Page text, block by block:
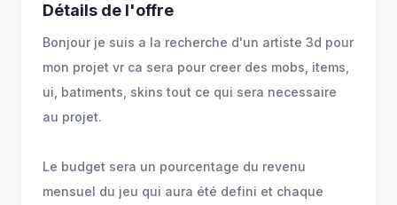
Détails de l'offre
Bonjour je suis a la recherche d'un artiste 3d pour
mon projet vr ca sera pour creer des mobs, items,
ui, batiments, skins tout ce qui sera necessaire
au projet.
Le budget sera un pourcentage du revenu
mensuel du jeu qui aura été defini et chaque